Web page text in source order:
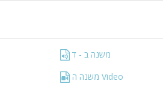
משנה ב - ד
משנה ה Video